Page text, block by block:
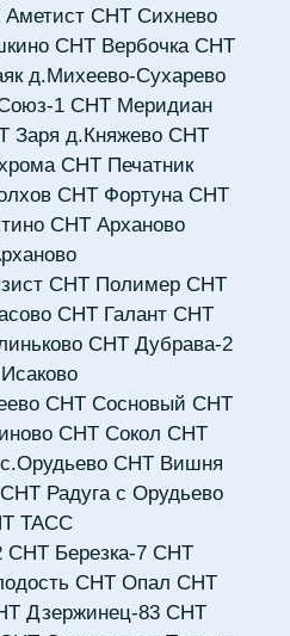
СНТ Сихнево
СНТ Вербочка СНТ
д.Михеево-Сухарево
1 СНТ Меридиан
Заря д.Княжево СНТ
СНТ Печатник
СНТ Фортуна СНТ
СНТ Арханово
СНТ Полимер СНТ
СНТ Галант СНТ
СНТ Дубрава-2
СНТ Сосновый СНТ
СНТ Сокол СНТ
СНТ Вишня
СНТ Радуга с Орудьево
ТАСС
СНТ Березка-7 СНТ
СНТ Опал СНТ
Дзержинец-83 СНТ